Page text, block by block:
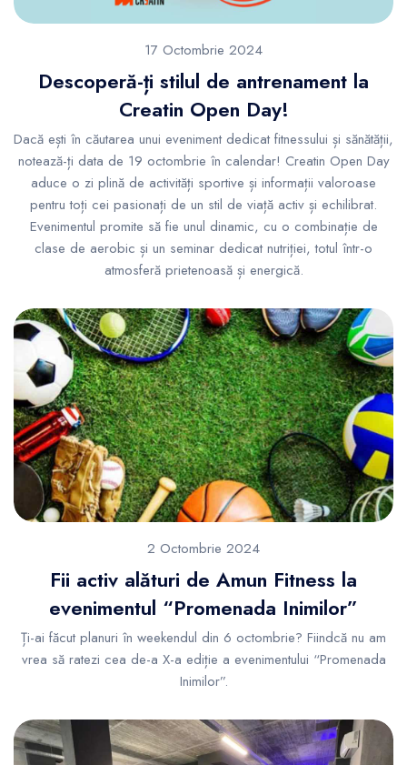
17 Octombrie 2024
Descoperă-ți stilul de antrenament la
Creatin Open Day!
Dacă ești în căutarea unui eveniment dedicat fitnessului și sănătății,
notează-ți data de 19 octombrie în calendar! Creatin Open Day
aduce o zi plină de activități sportive și informații valoroase
pentru toți cei pasionați de un stil de viață activ și echilibrat.
Evenimentul promite să fie unul dinamic, cu o combinație de
clase de aerobic și un seminar dedicat nutriției, totul într-o
atmosferă prietenoasă și energică.
2 Octombrie 2024
Fii activ alături de Amun Fitness la
evenimentul “Promenada Inimilor”
Ți-ai făcut planuri în weekendul din 6 octombrie? Fiindcă nu am
vrea să ratezi cea de-a X-a ediție a evenimentului “Promenada
Inimilor”.